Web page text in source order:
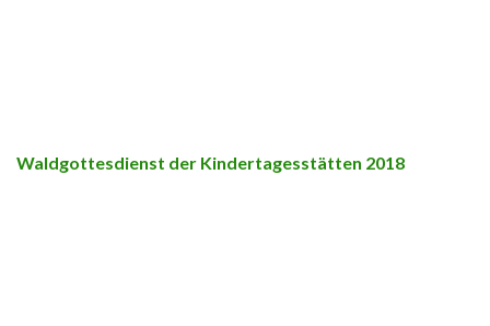
Waldgottesdienst der Kindertagesstätten 2018